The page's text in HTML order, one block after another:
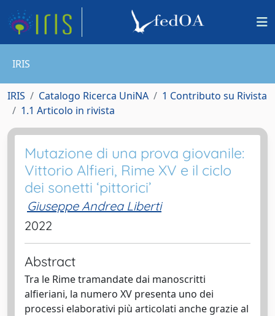
IRIS
IRIS Catalogo Ricerca UniNA
1 Contributo su Rivista
1.1 Articolo in rivista
Mutazione di una prova giovanile:
Vittorio Alfieri, Rime XV e il ciclo
dei sonetti ‘pittorici’
Giuseppe Andrea Liberti
2022
Abstract
Tra le Rime tramandate dai manoscritti
alfieriani, la numero XV presenta uno dei
processi elaborativi più articolati anche grazie al